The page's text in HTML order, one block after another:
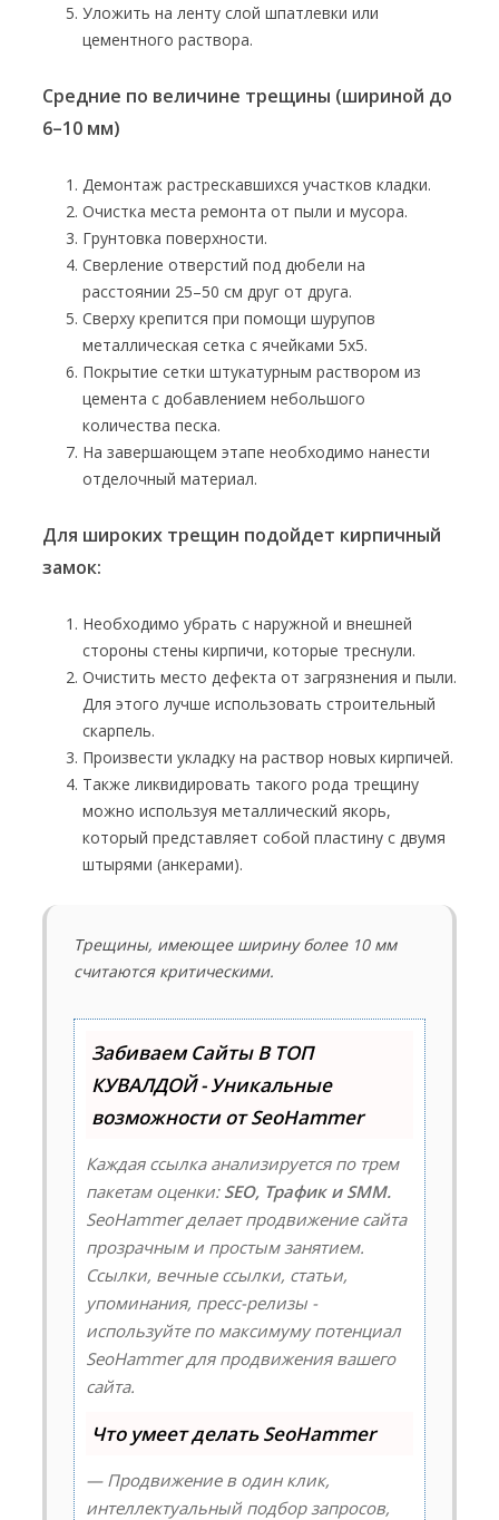
Уложить на ленту слой шпатлевки или
цементного раствора.
Средние по величине трещины (шириной до
6–10 мм)
Демонтаж растрескавшихся участков кладки.
Очистка места ремонта от пыли и мусора.
Грунтовка поверхности.
Сверление отверстий под дюбели на
расстоянии 25–50 см друг от друга.
Сверху крепится при помощи шурупов
металлическая сетка с ячейками 5х5.
Покрытие сетки штукатурным раствором из
цемента с добавлением небольшого
количества песка.
На завершающем этапе необходимо нанести
отделочный материал.
Для широких трещин подойдет кирпичный
замок:
Необходимо убрать с наружной и внешней
стороны стены кирпичи, которые треснули.
Очистить место дефекта от загрязнения и пыли.
Для этого лучше использовать строительный
скарпель.
Произвести укладку на раствор новых кирпичей.
Также ликвидировать такого рода трещину
можно используя металлический якорь,
который представляет собой пластину с двумя
штырями (анкерами).
Трещины, имеющее ширину более 10 мм
считаются критическими.
Забиваем Сайты В ТОП
КУВАЛДОЙ - Уникальные
возможности от SeoHammer
Каждая ссылка анализируется по трем
пакетам оценки: SEO, Трафик и SMM.
SeoHammer делает продвижение сайта
прозрачным и простым занятием.
Ссылки, вечные ссылки, статьи,
упоминания, пресс-релизы -
используйте по максимуму потенциал
SeoHammer для продвижения вашего
сайта.
Что умеет делать SeoHammer
— Продвижение в один клик,
интеллектуальный подбор запросов,